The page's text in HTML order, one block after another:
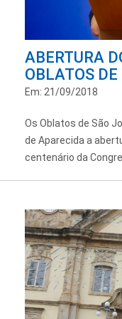
ABERTURA
OBLATOS
Em: 21/09/2018
Os Oblatos de São
de Aparecida a
centenário da